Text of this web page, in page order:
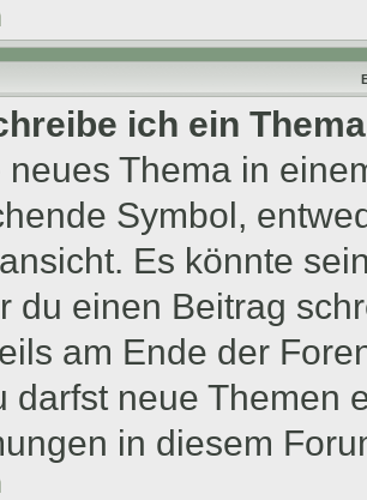
ich ein
neues Thema in
Symbol,
Es könnte
du einen Beitrag
am Ende der
darfst neue Themen
in diesem